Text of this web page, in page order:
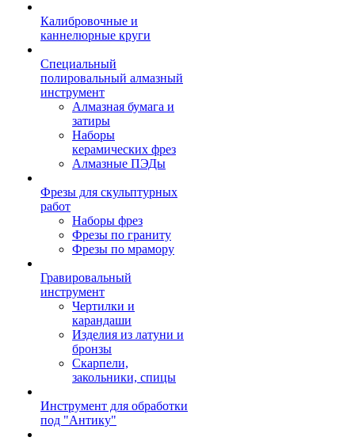
Калибровочные и
каннелюрные круги
Специальный
полировальный алмазный
инструмент
Алмазная бумага и
затиры
Наборы
керамических фрез
Алмазные ПЭДы
Фрезы для скульптурных
работ
Наборы фрез
Фрезы по граниту
Фрезы по мрамору
Гравировальный
инструмент
Чертилки и
карандаши
Изделия из латуни и
бронзы
Скарпели,
закольники, спицы
Инструмент для обработки
под "Антику"